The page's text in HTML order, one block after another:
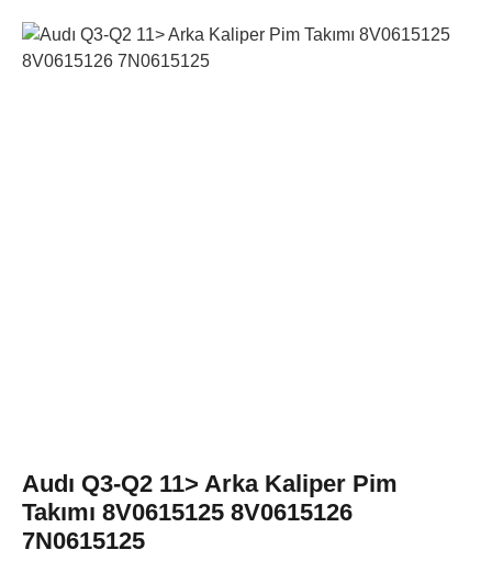
Audı Q3-Q2 11> Arka Kaliper Pim
Takımı 8V0615125 8V0615126
7N0615125